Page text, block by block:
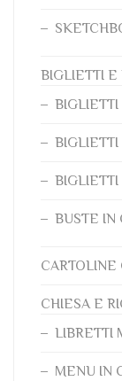
BIGLIETTI E
BIGLIETTI
BIGLIETTI
BIGLIETTI
BUSTE IN
CARTOLINE
CHIESA E
LIBRETTI
MENU IN